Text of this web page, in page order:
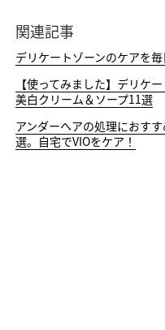
関連記事
デリケートゾーンのケアを
【使ってみました】デリケ
美白クリーム＆ソープ11選
アンダーヘアの処理におす
選。自宅でVIOをケア！